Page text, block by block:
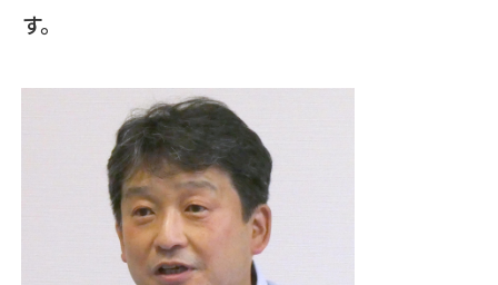
す。